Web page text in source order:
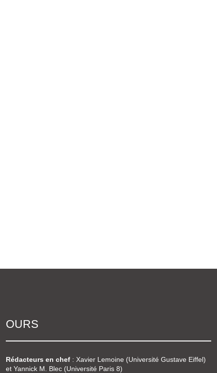
OURS
Rédacteurs en chef : Xavier Lemoine (Université Gustave Eiffel)
et Yannick M. Blec (Université Paris 8)